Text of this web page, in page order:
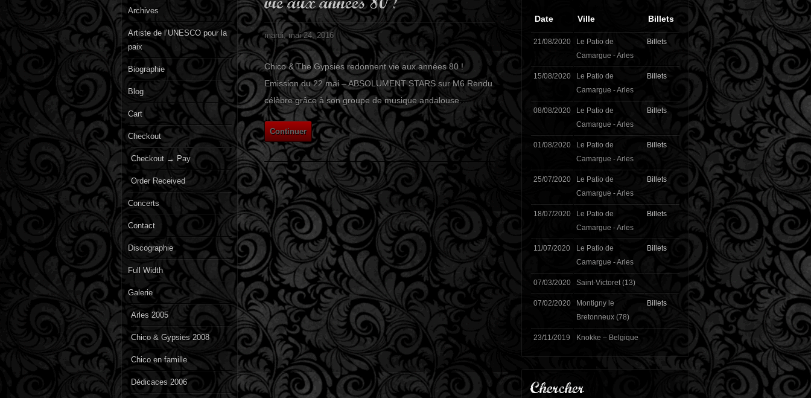
Archives
Artiste de l’UNESCO pour la
paix
Biographie
Blog
Cart
Checkout
Checkout → Pay
Order Received
Concerts
Contact
Discographie
Full Width
Galerie
Arles 2005
Chico & Gypsies 2008
Chico en famille
Dédicaces 2006
mardi, mai 24, 2016
Chico & The Gypsies redonnent vie aux années 80 !
Emission du 22 mai – ABSOLUMENT STARS sur M6 Rendu
célèbre grâce à son groupe de musique andalouse…
Continuer
Date Ville Billets
21/08/2020
Le Patio de
Camargue - Arles
Billets
15/08/2020
Le Patio de
Camargue - Arles
Billets
08/08/2020
Le Patio de
Camargue - Arles
Billets
01/08/2020
Le Patio de
Camargue - Arles
Billets
25/07/2020
Le Patio de
Camargue - Arles
Billets
18/07/2020
Le Patio de
Camargue - Arles
Billets
11/07/2020
Le Patio de
Camargue - Arles
Billets
07/03/2020 Saint-Victoret (13)
07/02/2020
Montigny le
Bretonneux (78)
Billets
23/11/2019 Knokke – Belgique
Chercher